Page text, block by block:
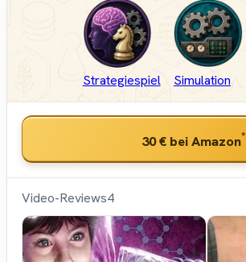
Strategiespiel Simulation
30 € bei Amazon*
Video-Reviews4